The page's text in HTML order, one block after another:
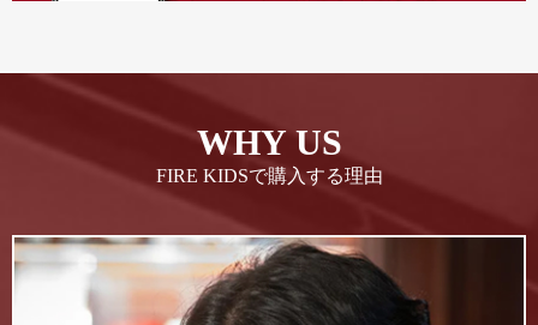
WHY US
FIRE KIDSで購入する理由